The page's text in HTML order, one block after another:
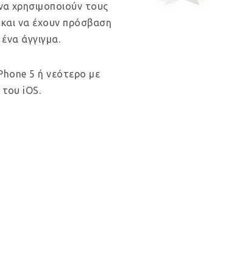
χρησιμοποιούν τους
να έχουν πρόσβαση
άγγιγμα.
5 ή νεότερο με
iOS.